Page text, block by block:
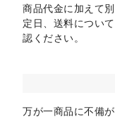
商品代金に加えて
定日、送料につい
認ください。
万が一商品に不備が